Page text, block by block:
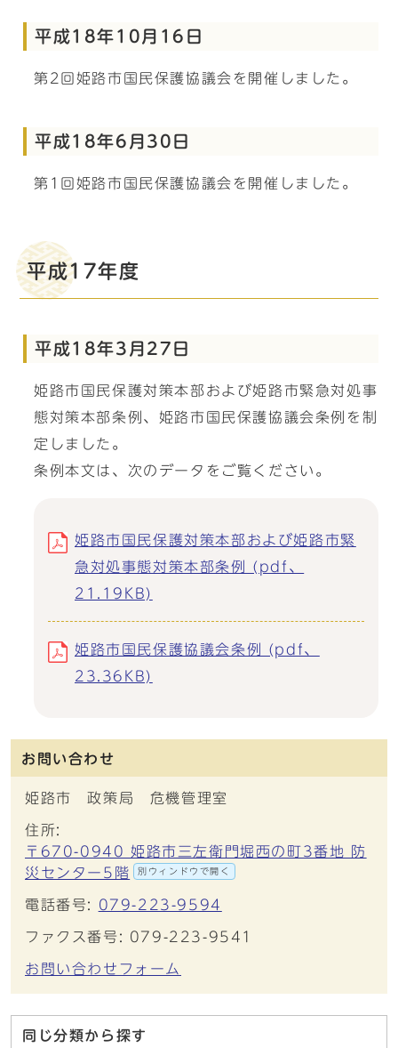
平成18年10月16日
第2回姫路市国民保護協議会を開催しました。
平成18年6月30日
第1回姫路市国民保護協議会を開催しました。
平成17年度
平成18年3月27日
姫路市国民保護対策本部および姫路市緊急対処事
態対策本部条例、姫路市国民保護協議会条例を制
定しました。
条例本文は、次のデータをご覧ください。
姫路市国民保護対策本部および姫路市緊
急対処事態対策本部条例 (pdf、
21.19KB)
姫路市国民保護協議会条例 (pdf、
23.36KB)
お問い合わせ
姫路市 政策局 危機管理室
住所:
〒670-0940 姫路市三左衛門堀西の町3番地 防
災センター5階
別ウィンドウで開く
電話番号: 079-223-9594
ファクス番号: 079-223-9541
お問い合わせフォーム
同じ分類から探す